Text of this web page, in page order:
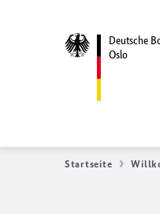
Deutsche
Oslo
Startseite